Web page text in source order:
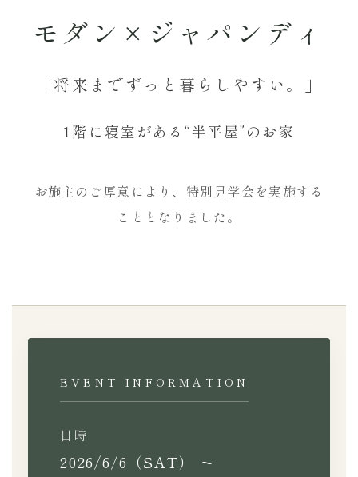
モダン×ジャパンディ
「将来までずっと暮らしやすい。」
1階に寝室がある“半平屋”のお家
お施主のご厚意により、特別見学会を実施する
こととなりました。
EVENT INFORMATION
日時
2026/6/6（SAT） ～